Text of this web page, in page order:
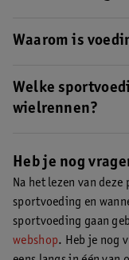
tijdens het sporten of
spierherstel na
doet. Als je meer dan
sportvoeding
Waarom is
principe alle
je regelmatig heel
bevorderen en de
lichamelijke
spierherstel na een
over de soorten
Welke
wielrennen?
wielrent kan het fijn
gebruiken. Isotone
opname van water
sportvoeding bij
Heb je nog
Na het lezen van
sportvoeding en
sportvoeding gaan
webshop. Heb je nog